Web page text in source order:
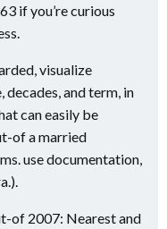
if you’re curious
visualize
and term, in
can easily be
of a married
use documentation,
of 2007: Nearest and